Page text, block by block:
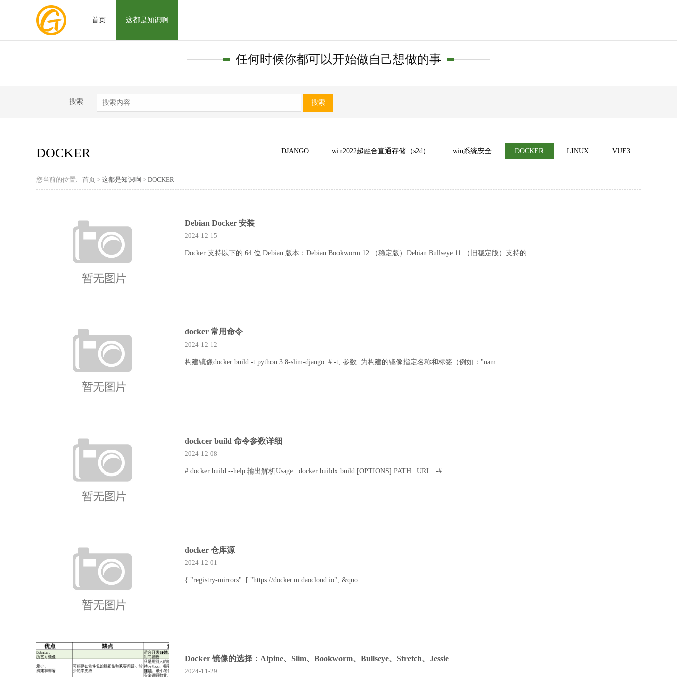
首页 这都是知识啊
任何时候你都可以开始做自己想做的事
搜索 搜索
DOCKER DJANGO win2022超融合直通存储（s2d） win系统安全 DOCKER LINUX VUE3
您当前的位置: 首页 > 这都是知识啊 > DOCKER
Debian Docker 安装
2024-12-15
Docker 支持以下的 64 位 Debian 版本：Debian Bookworm 12 （稳定版）Debian Bullseye 11 （旧稳定版）支持的...
docker 常用命令
2024-12-12
构建镜像docker build -t python:3.8-slim-django .# -t, 参数 为构建的镜像指定名称和标签（例如："nam...
dockcer build 命令参数详细
2024-12-08
# docker build --help 输出解析Usage: docker buildx build [OPTIONS] PATH | URL | -# ...
docker 仓库源
2024-12-01
{ "registry-mirrors": [ "https://docker.m.daocloud.io", &quo...
Docker 镜像的选择：Alpine、Slim、Bookworm、Bullseye、Stretch、Jessie
2024-11-29